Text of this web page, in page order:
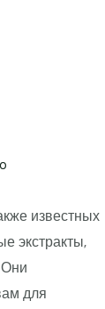
известных
экстракты,
Они
для